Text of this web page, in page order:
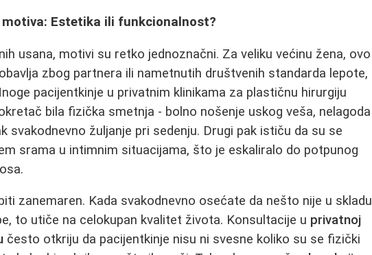
motiva: Estetika ili funkcionalnost?
usana, motivi su retko jednoznačni. Za veliku većinu žena, ovo
zbog partnera ili nametnutih društvenih standarda lepote,
pacijentkinje u privatnim klinikama za plastičnu hirurgiju
bila fizička smetnja - bolno nošenje uskog veša, nelagoda
svakodnevno žuljanje pri sedenju. Drugi pak ističu da su se
srama u intimnim situacijama, što je eskaliralo do potpunog
zanemaren. Kada svakodnevno osećate da nešto nije u skladu
to utiče na celokupan kvalitet života. Konsultacije u privatnoj
često otkriju da pacijentkinje nisu ni svesne koliko su se fizički